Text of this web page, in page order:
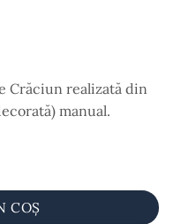
Crăciun realizată din
manual.
și pictat manual, model
COȘ